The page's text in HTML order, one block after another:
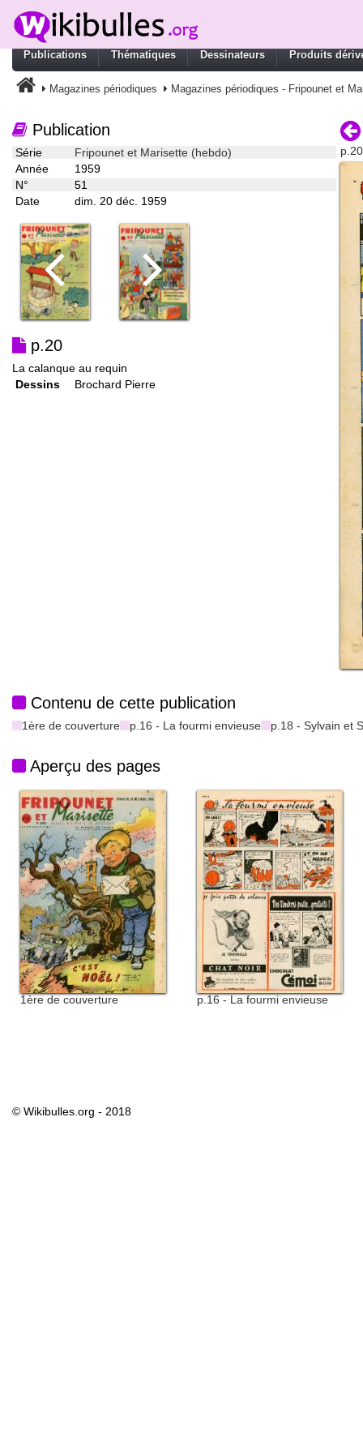
Publications Thématiques Dessinateurs Produits
Magazines périodiques Magazines périodiques - Fripounet et
Publication
Série
Fripounet et Marisette (hebdo)
Année
1959
N°
51
Date
dim. 20 déc. 1959
p.20
La calanque au requin
Dessins
Brochard Pierre
Contenu de cette publication
1ère de couverture p.16 - La fourmi envieuse p.18 - Sylvain et
Aperçu des pages
1ère de couverture p.16 - La fourmi envieuse
© Wikibulles.org - 2018